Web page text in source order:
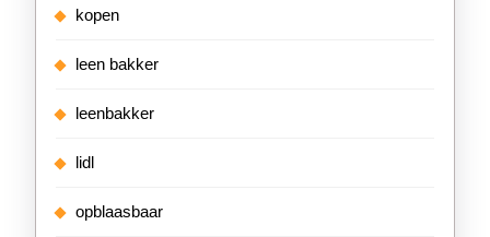
kopen
leen bakker
leenbakker
lidl
opblaasbaar